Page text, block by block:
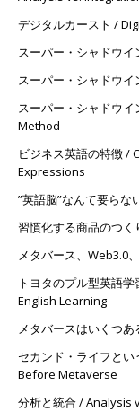
デジタルカースト /
スーパー・シャドウ
スーパー・シャドウ
スーパー・シャドウ
Method
ビジネス英語の特徴 /
Expressions
”英語脳”なんて要らな
習慣化する商品のつ
メタバース、Web3.0
トヨタのプル型英語
English Learning
メタバースはいくつ
セカンド・ライフと
Before Metaverse
分析と統合 / Analysis